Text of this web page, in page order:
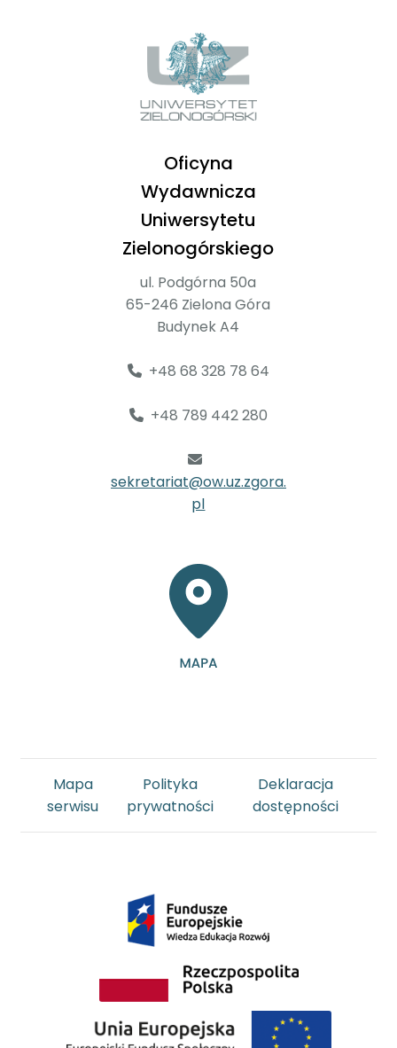
Oficyna
Wydawnicza
Uniwersytetu
Zielonogórskiego
ul. Podgórna 50a
65-246 Zielona Góra
Budynek A4
+48 68 328 78 64
+48 789 442 280
sekretariat@ow.uz.zgora.
pl
Mapa
serwisu
Polityka
prywatności
Deklaracja
dostępności